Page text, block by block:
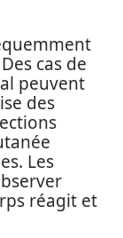
cas de
peuvent
des
Les
réagit et